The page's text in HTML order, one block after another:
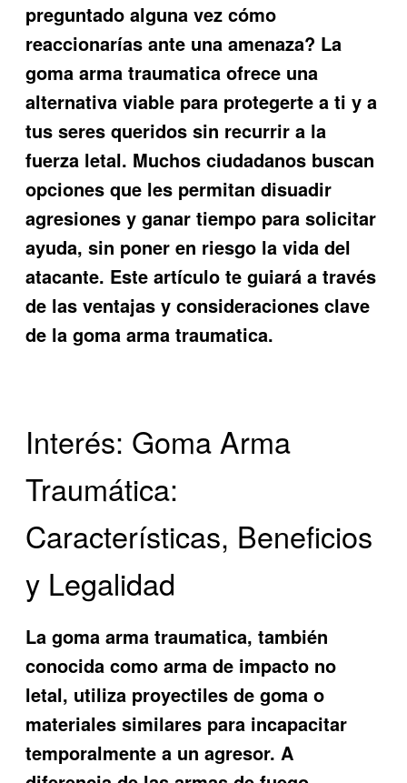
preguntado alguna vez cómo
reaccionarías ante una amenaza? La
goma arma traumatica ofrece una
alternativa viable para protegerte a ti y a
tus seres queridos sin recurrir a la
fuerza letal. Muchos ciudadanos buscan
opciones que les permitan disuadir
agresiones y ganar tiempo para solicitar
ayuda, sin poner en riesgo la vida del
atacante. Este artículo te guiará a través
de las ventajas y consideraciones clave
de lagoma arma traumatica.
Interés: Goma Arma
Traumática:
Características, Beneficios
y Legalidad
Lagoma arma traumatica, también
conocida como arma de impacto no
letal, utiliza proyectiles de goma o
materiales similares para incapacitar
temporalmente a un agresor. A